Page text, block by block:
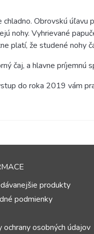
Obrovskú
nohy. Vyhrievané
platí, že studené nohy
čaj, a hlavne príjemnú
do roka 2019 vám
produkty
podmienky
ochrany osobných údajov